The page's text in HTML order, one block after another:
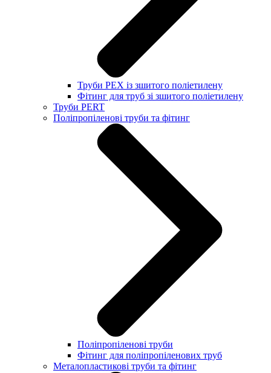
Труби PEX із зшитого поліетилену
Фітинг для труб зі зшитого поліетилену
Труби PERT
Поліпропіленові труби та фітинг
Поліпропіленові труби
Фітинг для поліпропіленових труб
Металопластикові труби та фітинг